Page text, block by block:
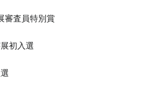
審査員特別賞
初入選